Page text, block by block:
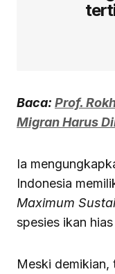
Baca: Prof.
Migran Harus
Ia
Indonesia
Maximum
spesies ikan
Meski demikian,